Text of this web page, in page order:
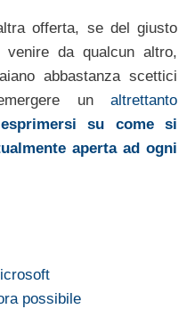
offerta, se del giusto
da qualcun altro,
abbastanza scettici
un altrettanto
su come si
aperta ad ogni
possibile